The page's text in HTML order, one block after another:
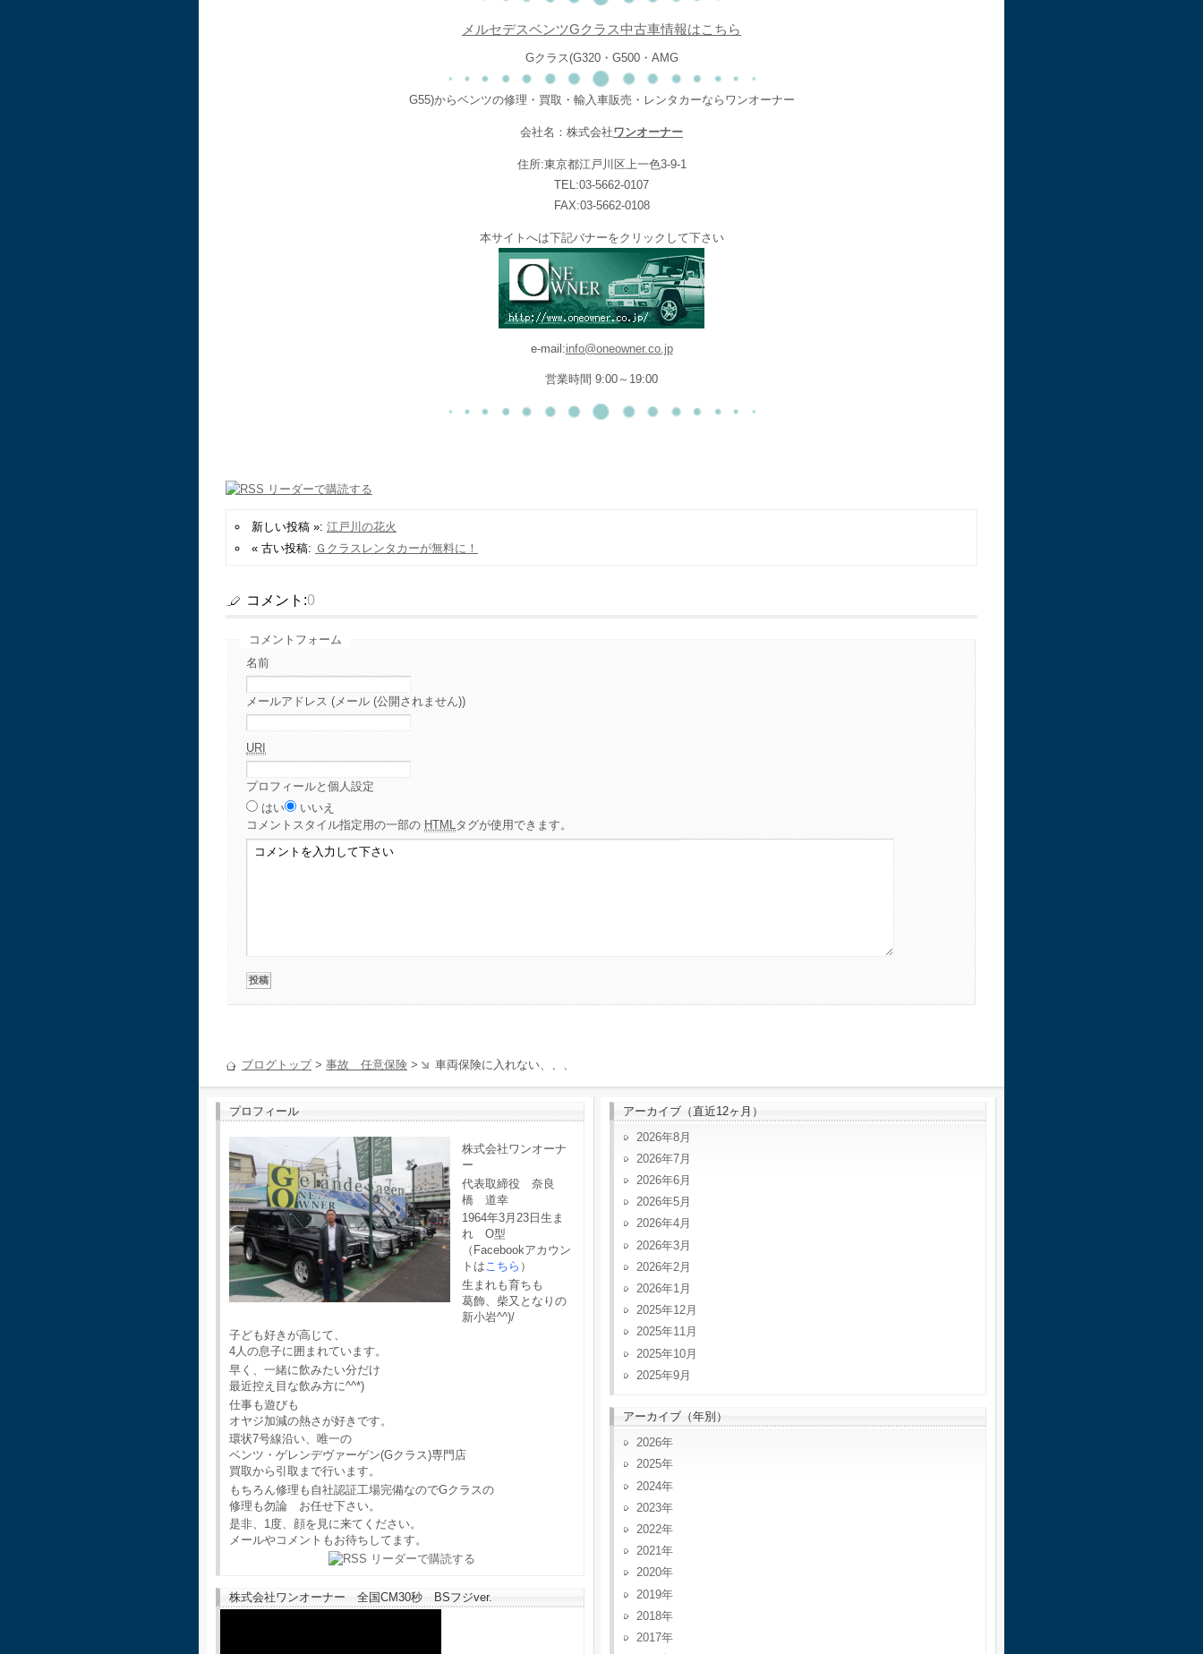
メルセデスベンツGクラス中古車情報はこちら
Gクラス(G320・G500・AMG
G55)からベンツの修理・買取・輸入車販売・レンタカーならワンオーナー
会社名：株式会社ワンオーナー
住所:東京都江戸川区上一色3-9-1
TEL:03-5662-0107
FAX:03-5662-0108
本サイトへは下記バナーをクリックして下さい
e-mail:info@oneowner.co.jp
営業時間 9:00～19:00
新しい投稿 »: 江戸川の花火
« 古い投稿: Ｇクラスレンタカーが無料に！
コメント:0
コメントフォーム
名前
メールアドレス (メール (公開されません))
URI
プロフィールと個人設定
はい
いいえ
コメント スタイル指定用の一部の HTMLタグが使用できます。
ブログトップ> 事故 任意保険 > 車両保険に入れない、、、
プロフィール
株式会社ワンオーナ
ー
代表取締役 奈良
橋 道幸
1964年3月23日生ま
れ O型
（Facebookアカウン
トはこちら ）
生まれも育ちも
葛飾、柴又となりの
新小岩^^)/
子ども好きが高じて、
4人の息子に囲まれています。
早く、一緒に飲みたい分だけ
最近控え目な飲み方に^^*)
仕事も遊びも
オヤジ加減の熱さが好きです。
環状7号線沿い、唯一の
ベンツ・ゲレンデヴァーゲン(Gクラス)専門店
買取から引取まで行います。
もちろん修理も自社認証工場完備なのでGクラスの
修理も勿論 お任せ下さい。
是非、1度、顔を見に来てください。
メールやコメントもお待ちしてます。
株式会社ワンオーナー 全国CM30秒 BSフジver.
アーカイブ（直近12ヶ月）
2026年8月
2026年7月
2026年6月
2026年5月
2026年4月
2026年3月
2026年2月
2026年1月
2025年12月
2025年11月
2025年10月
2025年9月
アーカイブ（年別）
2026
2025
2024
2023
2022
2021
2020
2019
2018
2017